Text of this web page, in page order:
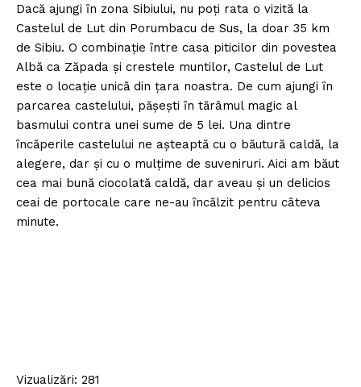
Dacă ajungi ȋn zona Sibiului, nu poţi rata o vizită la
Castelul de Lut din Porumbacu de Sus, la doar 35 km
de Sibiu. O combinaţie ȋntre casa piticilor din povestea
Albă ca Zăpada şi crestele muntilor, Castelul de Lut
este o locaţie unică din ţara noastra. De cum ajungi ȋn
parcarea castelului, păşeşti ȋn tărâmul magic al
basmului contra unei sume de 5 lei. Una dintre
ȋncăperile castelului ne aşteaptă cu o băutură caldă, la
alegere, dar şi cu o mulţime de suveniruri. Aici am băut
cea mai bună ciocolată caldă, dar aveau şi un delicios
ceai de portocale care ne-au ȋncălzit pentru câteva
minute.
Vizualizări: 281